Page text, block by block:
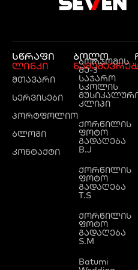
სწრაფი
ლინკი
მთავარი
სერვისები
პორტფოლიო
ბლოგი
კონტაქტი
ბოლო
ბორჯომის
მე-3
საჯარო
სკოლის
კლიპი
ქორწილის
ფოტო
გადაღება
B.J
ქორწილის
ფოტო
გადაღება
T.S
ქორწილის
ფოტო
გადაღება
S.M
Batumi